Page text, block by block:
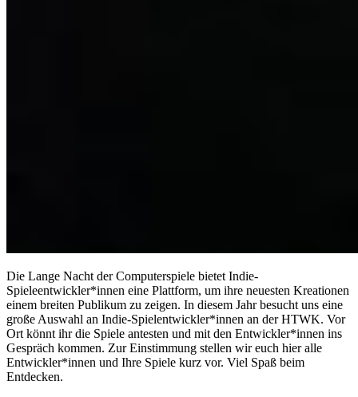
Die Lange Nacht der Computerspiele bietet Indie-
Spieleentwickler*innen eine Plattform, um ihre neuesten Kreationen
einem breiten Publikum zu zeigen. In diesem Jahr besucht uns eine
große Auswahl an Indie-Spielentwickler*innen an der HTWK. Vor
Ort könnt ihr die Spiele antesten und mit den Entwickler*innen ins
Gespräch kommen. Zur Einstimmung stellen wir euch hier alle
Entwickler*innen und Ihre Spiele kurz vor. Viel Spaß beim
Entdecken.